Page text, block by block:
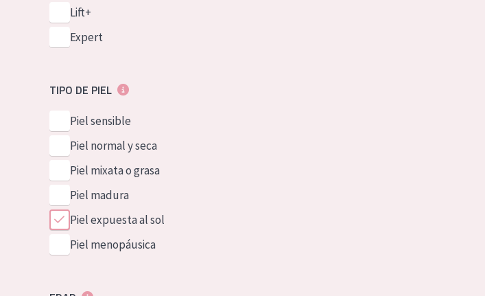
Lift+
Expert
TIPO DE PIEL
Piel sensible
Piel normal y seca
Piel mixata o grasa
Piel madura
Piel expuesta al sol
Piel menopáusica